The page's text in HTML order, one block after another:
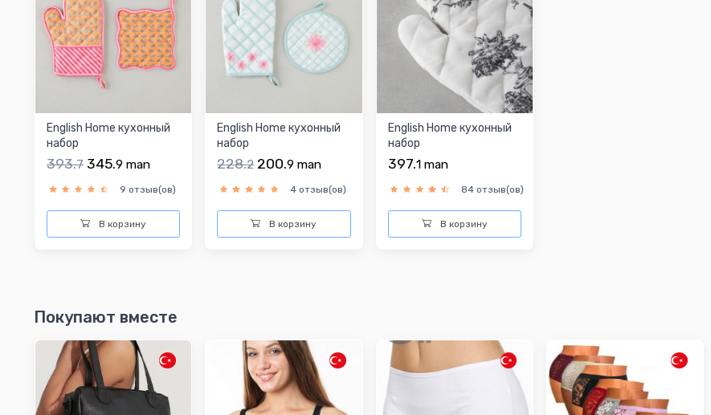
English Home кухонный
набор
393.7 345.9 man
9 отзыв(ов)
В корзину
English Home кухонный
набор
228.2 200.9 man
4 отзыв(ов)
В корзину
English Home кухонный
набор
397.1 man
84 отзыв(ов)
В корзину
Покупают вместе